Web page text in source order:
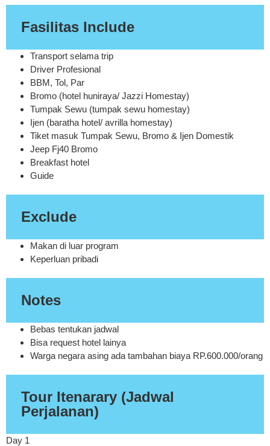
Fasilitas Include
Transport selama trip
Driver Profesional
BBM, Tol, Par
Bromo (hotel huniraya/ Jazzi Homestay)
Tumpak Sewu (tumpak sewu homestay)
Ijen (baratha hotel/ avrilla homestay)
Tiket masuk Tumpak Sewu, Bromo & Ijen Domestik
Jeep Fj40 Bromo
Breakfast hotel
Guide
Exclude
Makan di luar program
Keperluan pribadi
Notes
Bebas tentukan jadwal
Bisa request hotel lainya
Warga negara asing ada tambahan biaya RP.600.000/orang
Tour Itenarary (Jadwal
Perjalanan)
Day 1